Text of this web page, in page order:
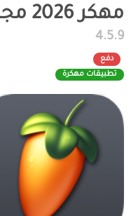
مهكر 2026 مجانا للاندرويد
4.5.9
دفع
تطبيقات مهكرة